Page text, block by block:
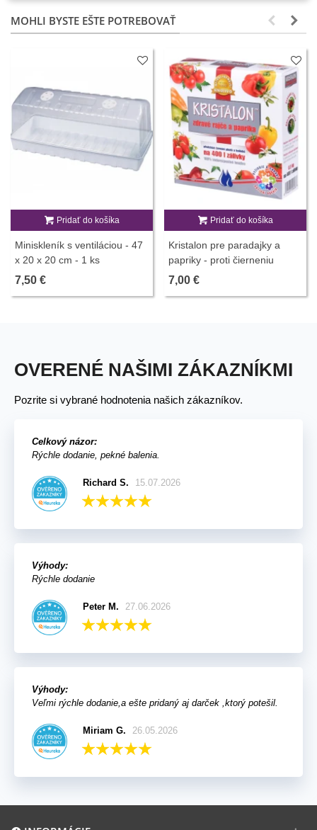
MOHLI BYSTE EŠTE POTREBOVAŤ
Pridať do košíka
Miniskleník s ventiláciou - 47
x 20 x 20 cm - 1 ks
7,50 €
Pridať do košíka
Kristalon pre paradajky a
papriky - proti čierneniu
plodov - 0,5 kg
7,00 €
OVERENÉ NAŠIMI ZÁKAZNÍKMI
Pozrite si vybrané hodnotenia našich zákazníkov.
Celkový názor:
Rýchle dodanie, pekné balenia.
Richard S. 15.07.2026
Výhody:
Rýchle dodanie
Peter M. 27.06.2026
Výhody:
Veľmi rýchle dodanie,a ešte pridaný aj darček ,ktorý potešil.
Miriam G. 26.05.2026